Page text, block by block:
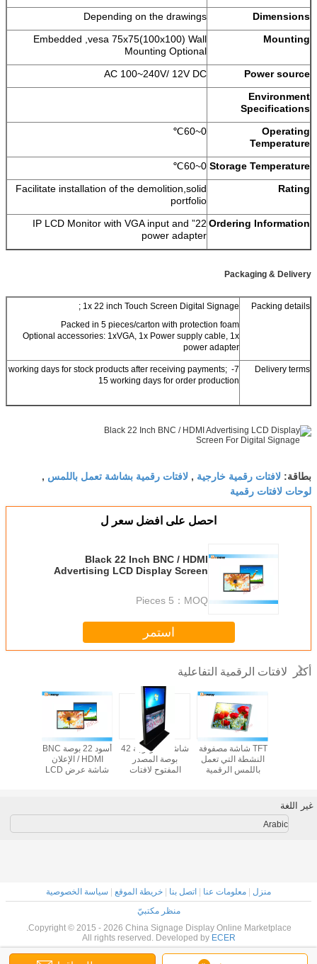
Dimensions
Depending on the drawings
Mounting
Embedded ,vesa 75x75(100x100) Wall
Mounting Optional
Power source
AC 100~240V/ 12V DC
Environment
Specifications
Operating
Temperature
0~60℃
Storage Temperature
0~60℃
Rating
Facilitate installation of the demolition,solid
portfolio
Ordering Information
22” IP LCD Monitor with VGA input and
power adapter
Packaging & Delivery
Packing details
1x 22 inch Touch Screen Digital Signage
;
Packed in 5 pieces/carton with protection foam
Optional accessories: 1xVGA, 1x Power supply cable, 1x
power adapter
Delivery terms
7- working days for stock products after receiving payments;
15 working days for order production
بطاقة: لافتات رقمية خارجية , لافتات رقمية بشاشة تعمل باللمس ,
لوحات لافتات رقمية
احصل على افضل سعر ل
Black 22 Inch BNC / HDMI
Advertising LCD Display Screen
MOQ：
5 Pieces
استمر
أكثر لافتات الرقمية التفاعلية
أسود 22 بوصة BNC
/ HDMI الإعلان
شاشة عرض LCD
شاشات مزدوجة 42
بوصة المصدر
المفتوح لافتات
TFT شاشة مصفوفة
النشطة التي تعمل
باللمس الرقمية
غير اللغة
Arabic
منزل معلومات عنا اتصل بنا خريطة الموقع
سياسة الخصوصية
منظر مكتبيّ
Copyright © 2015 - 2026 China Signage Display Online Marketplace.
All rights reserved. Developed by ECER